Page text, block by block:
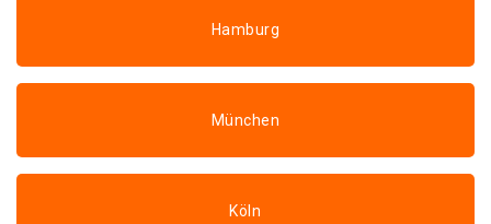
Hamburg
München
Köln